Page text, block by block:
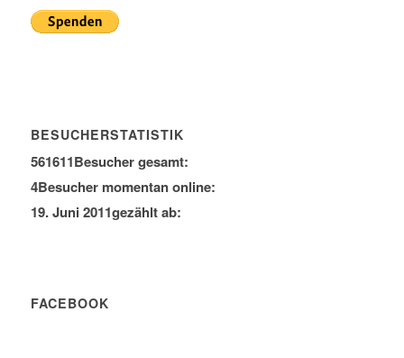
BESUCHERSTATISTIK
561611Besucher gesamt:
4Besucher momentan online:
19. Juni 2011gezählt ab:
FACEBOOK